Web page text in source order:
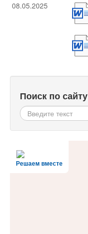
08.05.2025
Поиск по сайту
Решаем вместе